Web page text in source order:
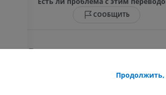
СООБЩИТЬ
website - Wikipedia: The free encyclopedia. (2004,